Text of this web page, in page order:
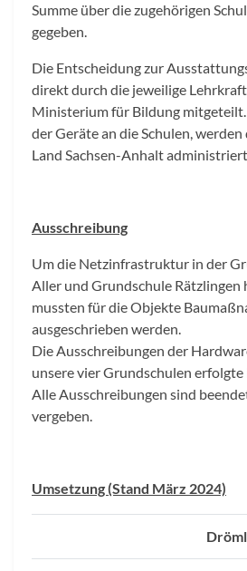
Summe über die zugehörigen
gegeben.
Die Entscheidung zur
direkt durch die jeweilige
Ministerium für Bildung
der Geräte an die Schulen, werden
Land Sachsen-Anhalt
Ausschreibung
Um die Netzinfrastruktur in der
Aller und Grundschule Rätzlingen
mussten für die Objekte
ausgeschrieben werden.
Die Ausschreibungen der
unsere vier Grundschulen erfolgte
Alle Ausschreibungen sind
vergeben.
Umsetzung (Stand März 2024)